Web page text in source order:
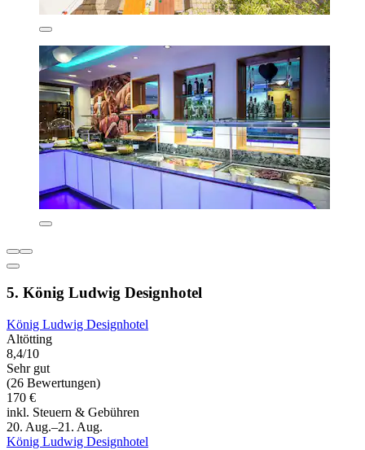
5. König Ludwig Designhotel
König Ludwig Designhotel
Altötting
8,4/10
Sehr gut
(26 Bewertungen)
170 €
inkl. Steuern & Gebühren
20. Aug.–21. Aug.
König Ludwig Designhotel